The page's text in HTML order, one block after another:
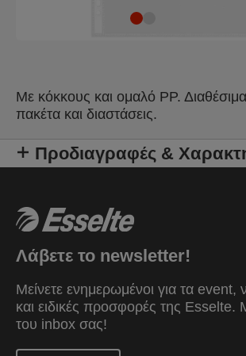
Με κόκκους και ομαλό ΡΡ.
πακέτα και διαστάσεις.
Προδιαγραφές &
Λάβετε το newsletter!
Μείνετε ενημερωμένοι για τα event,
και ειδικές προσφορές της Esselte.
του inbox σας!